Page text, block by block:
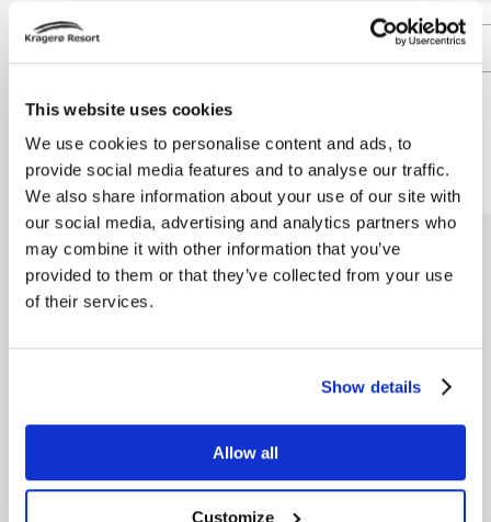
This website uses cookies
We use cookies to personalise content and ads, to
provide social media features and to analyse our traffic.
We also share information about your use of our site with
our social media, advertising and analytics partners who
may combine it with other information that you’ve
provided to them or that they’ve collected from your use
of their services.
Show details
Allow all
Customize
Sí, me gustaría recibir boletines de Kragerø Resort
Copyright
KRAGERØ RESORT